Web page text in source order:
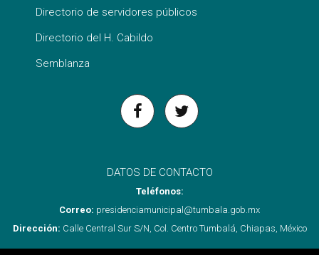
Directorio de servidores públicos
Directorio del H. Cabildo
Semblanza
DATOS DE CONTACTO
Teléfonos:
Correo: presidenciamunicipal@tumbala.gob.mx
Dirección: Calle Central Sur S/N, Col. Centro Tumbalá, Chiapas, México